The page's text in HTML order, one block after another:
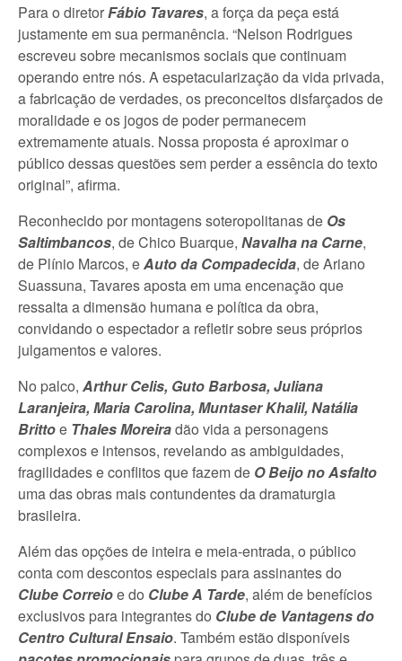
Para o diretorFábio Tavares, a força da peça está
justamente em sua permanência. “Nelson Rodrigues
escreveu sobre mecanismos sociais que continuam
operando entre nós. A espetacularização da vida privada,
a fabricação de verdades, os preconceitos disfarçados de
moralidade e os jogos de poder permanecem
extremamente atuais. Nossa proposta é aproximar o
público dessas questões sem perder a essência do texto
original”, afirma.
Reconhecido por montagens soteropolitanas de Os
Saltimbancos, de Chico Buarque, Navalha na Carne,
de Plínio Marcos, eAuto da Compadecida, de Ariano
Suassuna, Tavares aposta em uma encenação que
ressalta a dimensão humana e política da obra,
convidando o espectador a refletir sobre seus próprios
julgamentos e valores.
No palco, Arthur Celis, Guto Barbosa, Juliana
Laranjeira, Maria Carolina, Muntaser Khalil, Natália
Brittoe Thales Moreiradão vida a personagens
complexos e intensos, revelando as ambiguidades,
fragilidades e conflitos que fazem de O Beijo no Asfalto
uma das obras mais contundentes da dramaturgia
brasileira.
Além das opções de inteira e meia-entrada, o público
conta com descontos especiais para assinantes do
Clube Correioe do Clube A Tarde, além de benefícios
exclusivos para integrantes do Clube de Vantagens do
Centro Cultural Ensaio. Também estão disponíveis